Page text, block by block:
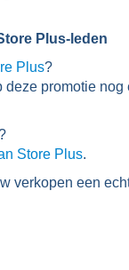
Plus-leden
Plus?
deze promotie nog
Store Plus.
verkopen een